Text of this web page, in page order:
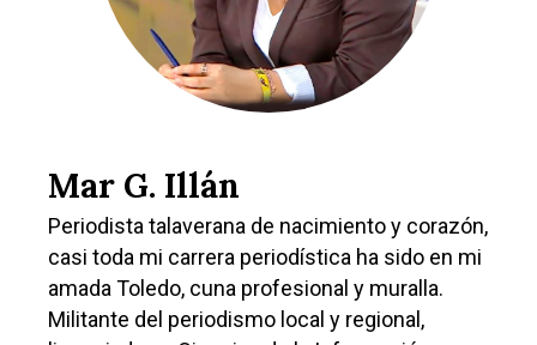
Mar G. Illán
Periodista talaverana de nacimiento y corazón,
casi toda mi carrera periodística ha sido en mi
amada Toledo, cuna profesional y muralla.
Militante del periodismo local y regional,
Medio Ambiente
Planeta Rural
Especiales